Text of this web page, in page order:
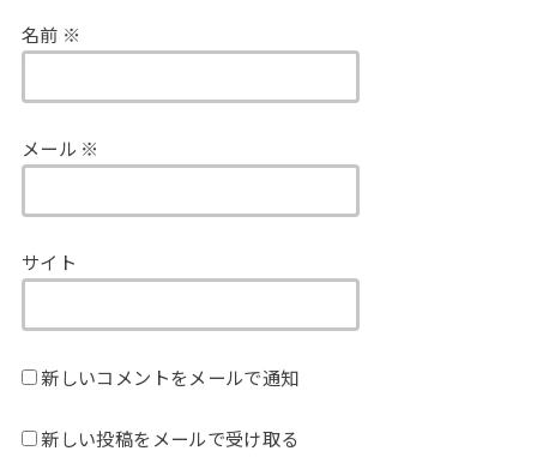
名前 ※
メール ※
サイト
新しいコメントをメールで通知
新しい投稿をメールで受け取る